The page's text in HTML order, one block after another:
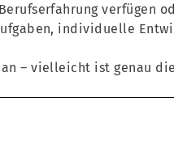
verfügen
individuelle
– vielleicht ist genau